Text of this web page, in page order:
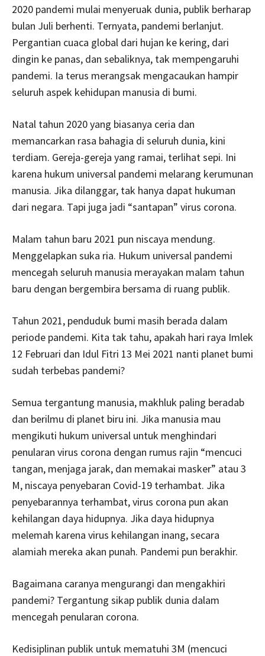
2020 pandemi mulai menyeruak dunia, publik berharap
bulan Juli berhenti. Ternyata, pandemi berlanjut.
Pergantian cuaca global dari hujan ke kering, dari
dingin ke panas, dan sebaliknya, tak mempengaruhi
pandemi. Ia terus merangsak mengacaukan hampir
seluruh aspek kehidupan manusia di bumi.
Natal tahun 2020 yang biasanya ceria dan
memancarkan rasa bahagia di seluruh dunia, kini
terdiam. Gereja-gereja yang ramai, terlihat sepi. Ini
karena hukum universal pandemi melarang kerumunan
manusia. Jika dilanggar, tak hanya dapat hukuman
dari negara. Tapi juga jadi “santapan” virus corona.
Malam tahun baru 2021 pun niscaya mendung.
Menggelapkan suka ria. Hukum universal pandemi
mencegah seluruh manusia merayakan malam tahun
baru dengan bergembira bersama di ruang publik.
Tahun 2021, penduduk bumi masih berada dalam
periode pandemi. Kita tak tahu, apakah hari raya Imlek
12 Februari dan Idul Fitri 13 Mei 2021 nanti planet bumi
sudah terbebas pandemi?
Semua tergantung manusia, makhluk paling beradab
dan berilmu di planet biru ini. Jika manusia mau
mengikuti hukum universal untuk menghindari
penularan virus corona dengan rumus rajin “mencuci
tangan, menjaga jarak, dan memakai masker” atau 3
M, niscaya penyebaran Covid-19 terhambat. Jika
penyebarannya terhambat, virus corona pun akan
kehilangan daya hidupnya. Jika daya hidupnya
melemah karena virus kehilangan inang, secara
alamiah mereka akan punah. Pandemi pun berakhir.
Bagaimana caranya mengurangi dan mengakhiri
pandemi? Tergantung sikap publik dunia dalam
mencegah penularan corona.
Kedisiplinan publik untuk mematuhi 3M (mencuci